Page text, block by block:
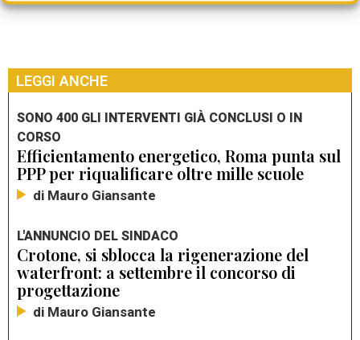
LEGGI ANCHE
SONO 400 GLI INTERVENTI GIÀ CONCLUSI O IN
CORSO
Efficientamento energetico, Roma punta sul
PPP per riqualificare oltre mille scuole
di Mauro Giansante
L'ANNUNCIO DEL SINDACO
Crotone, si sblocca la rigenerazione del
waterfront: a settembre il concorso di
progettazione
di Mauro Giansante